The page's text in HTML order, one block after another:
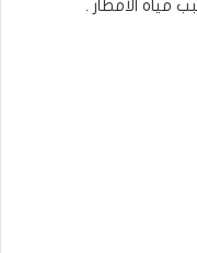
مياه الأمطار .